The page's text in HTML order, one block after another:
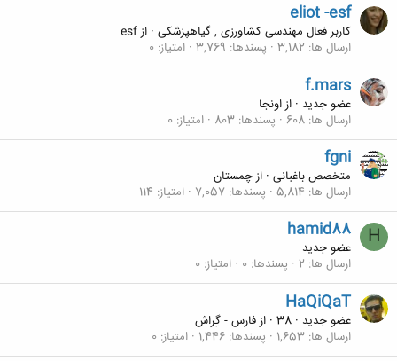
eliot -esf
کاربر فعال مهندسی کشاورزی , گیاهپزشکی · ازesf
ارسال ها 3,182 پسندها 3,769 امتیاز 0
f.mars
عضو جدید · ازاونجا
ارسال ها 608 پسندها 803 امتیاز 0
fgni
متخصص باغبانی · ازچمستان
ارسال ها 5,814 پسندها 7,057 امتیاز 114
H
hamid88
عضو جدید
ارسال ها 2 پسندها 0 امتیاز 0
HaQiQaT
عضو جدید ·
· ازفارس - گِراش
ارسال ها 1,653 پسندها 1,446 امتیاز 0